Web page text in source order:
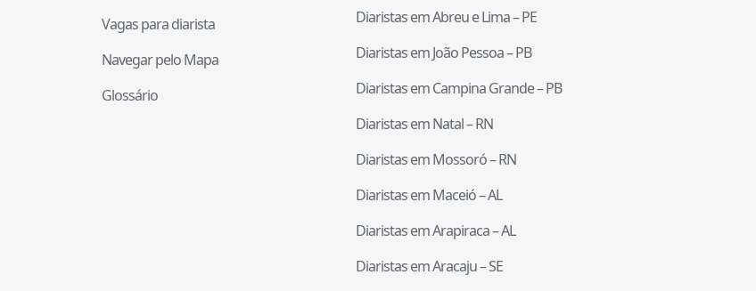
Vagas para diarista
Navegar pelo Mapa
Glossário
Diaristas emAbreu e Lima–PE
Diaristas emJoão Pessoa–PB
Diaristas emCampina Grande–PB
Diaristas emNatal–RN
Diaristas emMossoró–RN
Diaristas emMaceió–AL
Diaristas emArapiraca–AL
Diaristas emAracaju–SE